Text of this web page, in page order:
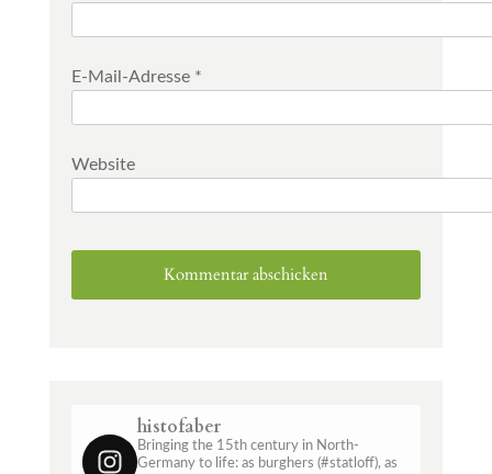
E-Mail-Adresse *
Website
histofaber
Bringing the 15th century in North-
Germany to life: as burghers (#statloff), as